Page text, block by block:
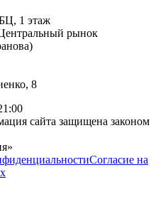
1 этаж
рынок
8
сайта защищена законом
Согласие на